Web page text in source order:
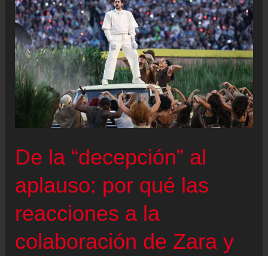
impacto
mediático,
el
algoritmo
que
obsesiona
industria
vestir
De la “decepción” al
aplauso: por qué las
reacciones a la
colaboración de Zara y